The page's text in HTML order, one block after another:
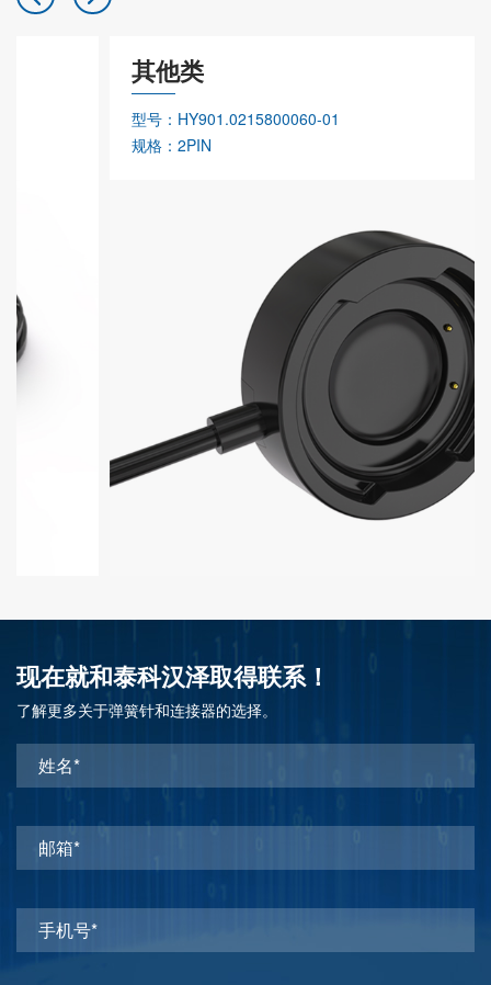
型号：HY901.0215800060-01
现在就和泰科汉泽取得联系！
了解更多关于弹簧针和连接器的选择。